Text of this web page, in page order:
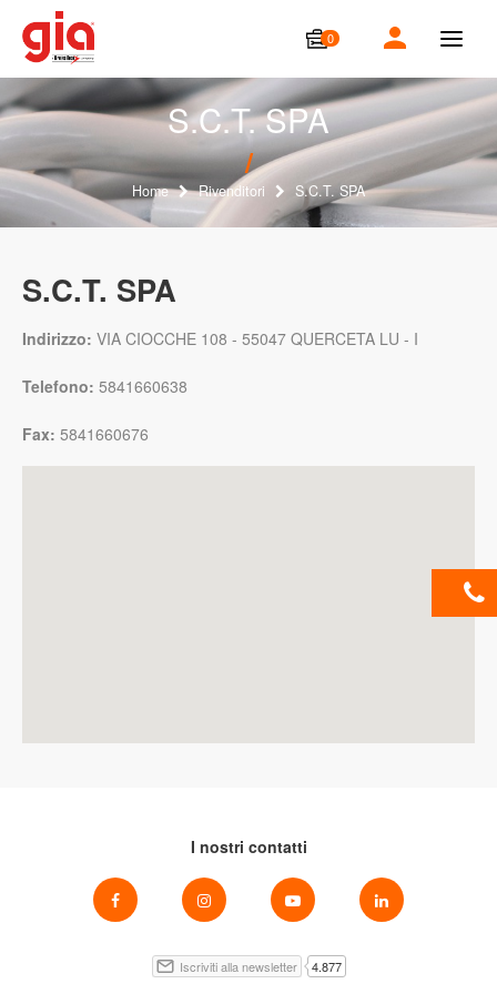
0
T
g
g
l
n
a
v
i
S.C.T. SPA
Home Rivenditori S.C.T. SPA
S.C.T. SPA
Indirizzo: VIA CIOCCHE 108 - 55047 QUERCETA LU - I
Telefono: 5841660638
Fax: 5841660676
I nostri contatti